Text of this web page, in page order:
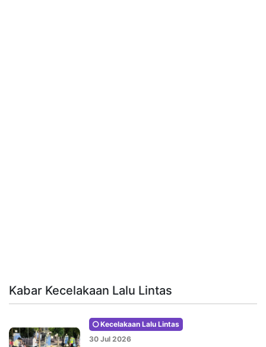
Kabar Kecelakaan Lalu Lintas
Kecelakaan Lalu Lintas
30 Jul 2026